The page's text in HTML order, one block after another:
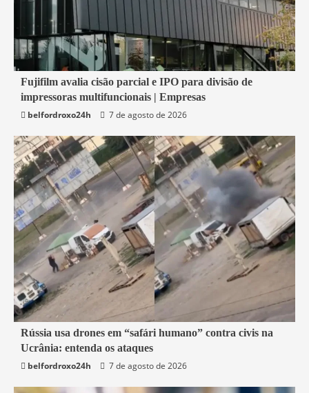
2 min read
Economia
Fujifilm avalia cisão parcial e IPO para divisão de
impressoras multifuncionais | Empresas
belfordroxo24h
7 de agosto de 2026
2 min read
Mundo
Rússia usa drones em “safári humano” contra civis na
Ucrânia: entenda os ataques
belfordroxo24h
7 de agosto de 2026